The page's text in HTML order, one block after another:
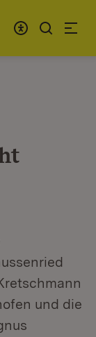
und die